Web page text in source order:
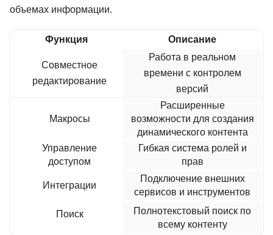
объемах информации.
Функция Описание
Совместное
редактирование
Работа в реальном
времени с контролем
версий
Макросы
Расширенные
возможности для создания
динамического контента
Управление
доступом
Гибкая система ролей и
прав
Интеграции
Подключение внешних
сервисов и инструментов
Поиск
Полнотекстовый поиск по
всему контенту